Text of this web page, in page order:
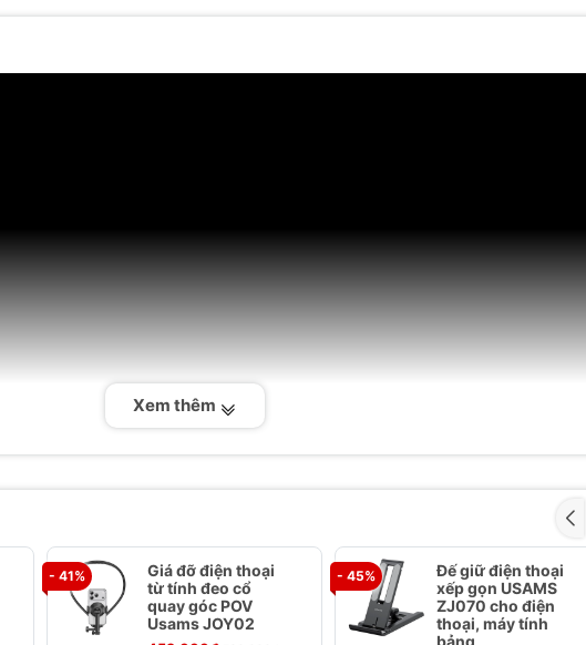
Xem thêm
- 41%
Giá đỡ điện thoại
từ tính đeo cổ
quay góc POV
Usams JOY02
- 45%
Đế giữ điện thoại
xếp gọn USAMS
ZJ070 cho điện
thoại, máy tính
bảng